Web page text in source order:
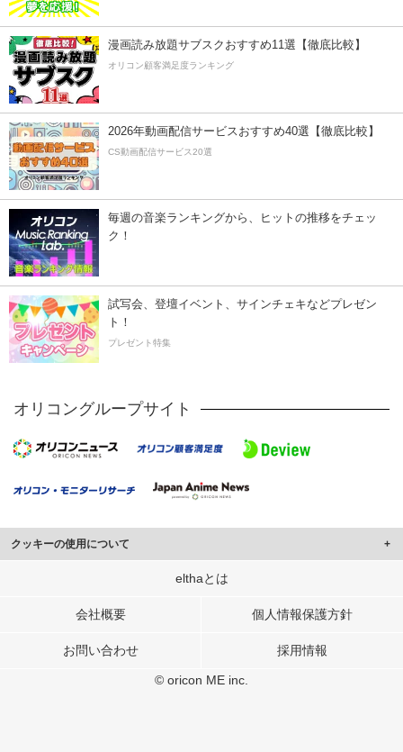
漫画読み放題サブスクおすすめ11選【徹底比較】
オリコン顧客満足度ランキング
2026年動画配信サービスおすすめ40選【徹底比較】
CS動画配信サービス20選
毎週の音楽ランキングから、ヒットの推移をチェッ
ク！
試写会、登壇イベント、サインチェキなどプレゼン
ト！
プレゼント特集
オリコングループサイト
クッキーの使用について
このサイトでは Cookie を使用して、ユーザーに合わせたコンテンツや広告の
行っています。
メディアや広告配信、データ解析の各パートナーに提供しています。
elthaとは
会社概要 個人情報保護方針
お問い合わせ 採用情報
© oricon ME inc.